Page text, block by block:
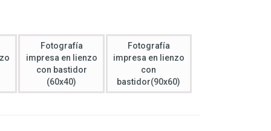
Fotografía
impresa en lienzo
con bastidor
(60x40)
Fotografía
impresa en lienzo
con
bastidor(90x60)